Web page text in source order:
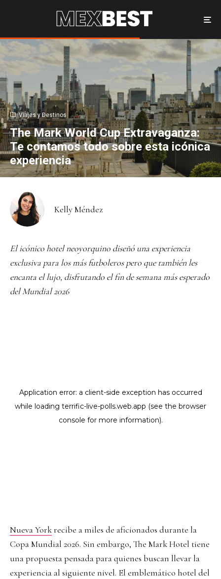
Viajes y Destinos
The Mark World Cup Extravaganza:
Te contamos todo sobre esta icónica
experiencia
Kelly Méndez
El icónico hotel neoyorquino diseñó una experiencia
exclusiva para los más futboleros pero que también les
encanta el lujo, disfrutando el fin de semana más esperado
del Mundial 2026
Nueva Yorkrecibe a miles de aficionados durante la
Copa Mundial 2026. Sin embargo, The Mark Hotel tiene
una propuesta pensada para quienes buscan llevar la
experiencia al siguiente nivel. El emblemático hotel del